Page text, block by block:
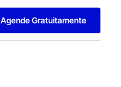
Agende Gratuitamente